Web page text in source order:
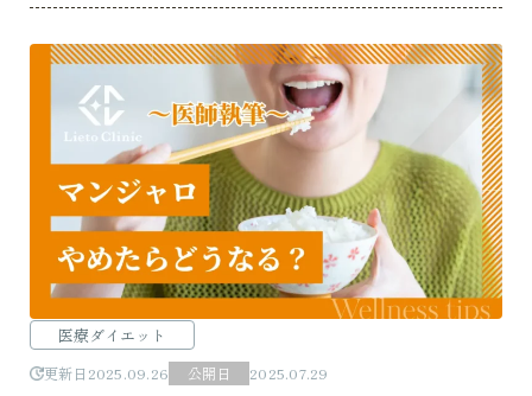
医療ダイエット
更新日 2025.09.26 公開日 2025.07.29